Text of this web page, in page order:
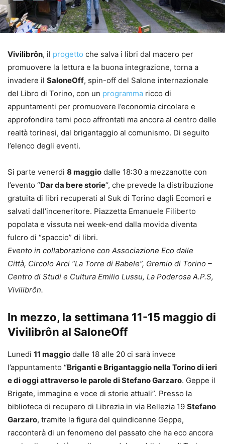
Vivilibrôn, il progetto che salva i libri dal macero per
promuovere la lettura e la buona integrazione, torna a
invadere il SaloneOff, spin-off del Salone internazionale
del Libro di Torino, con un programma ricco di
appuntamenti per promuovere l’economia circolare e
approfondire temi poco affrontati ma ancora al centro delle
realtà torinesi, dal brigantaggio al comunismo. Di seguito
l’elenco degli eventi.
Si parte venerdì 8 maggio dalle 18:30 a mezzanotte con
l’evento “Dar da bere storie“, che prevede la distribuzione
gratuita di libri recuperati al Suk di Torino dagli Ecomori e
salvati dall’inceneritore. Piazzetta Emanuele Filiberto
popolata e vissuta nei week-end dalla movida diventa
fulcro di “spaccio” di libri.
Evento in collaborazione con Associazione Eco dalle
Città, Circolo Arci “La Torre di Babele”, Gremio di Torino –
Centro di Studi e Cultura Emilio Lussu, La Poderosa A.P.S,
Vivilibrôn.
In mezzo, la settimana 11-15 maggio di
Vivilibrôn al SaloneOff
Lunedì 11 maggio dalle 18 alle 20 ci sarà invece
l’appuntamento “Briganti e Brigantaggio nella Torino di ieri
e di oggi attraverso le parole di Stefano Garzaro. Geppe il
Brigate, immagine e voce di storie attuali”. Presso la
biblioteca di recupero di Librezia in via Bellezia 19 Stefano
Garzaro, tramite la figura del quindicenne Geppe,
racconterà di un fenomeno del passato che ha eco ancora